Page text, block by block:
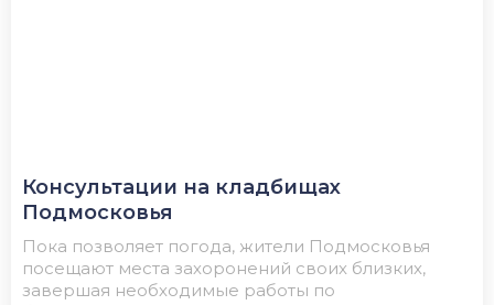
Консультации на кладбищах
Подмосковья
Пока позволяет погода, жители Подмосковья
посещают места захоронений своих близких,
завершая необходимые работы по